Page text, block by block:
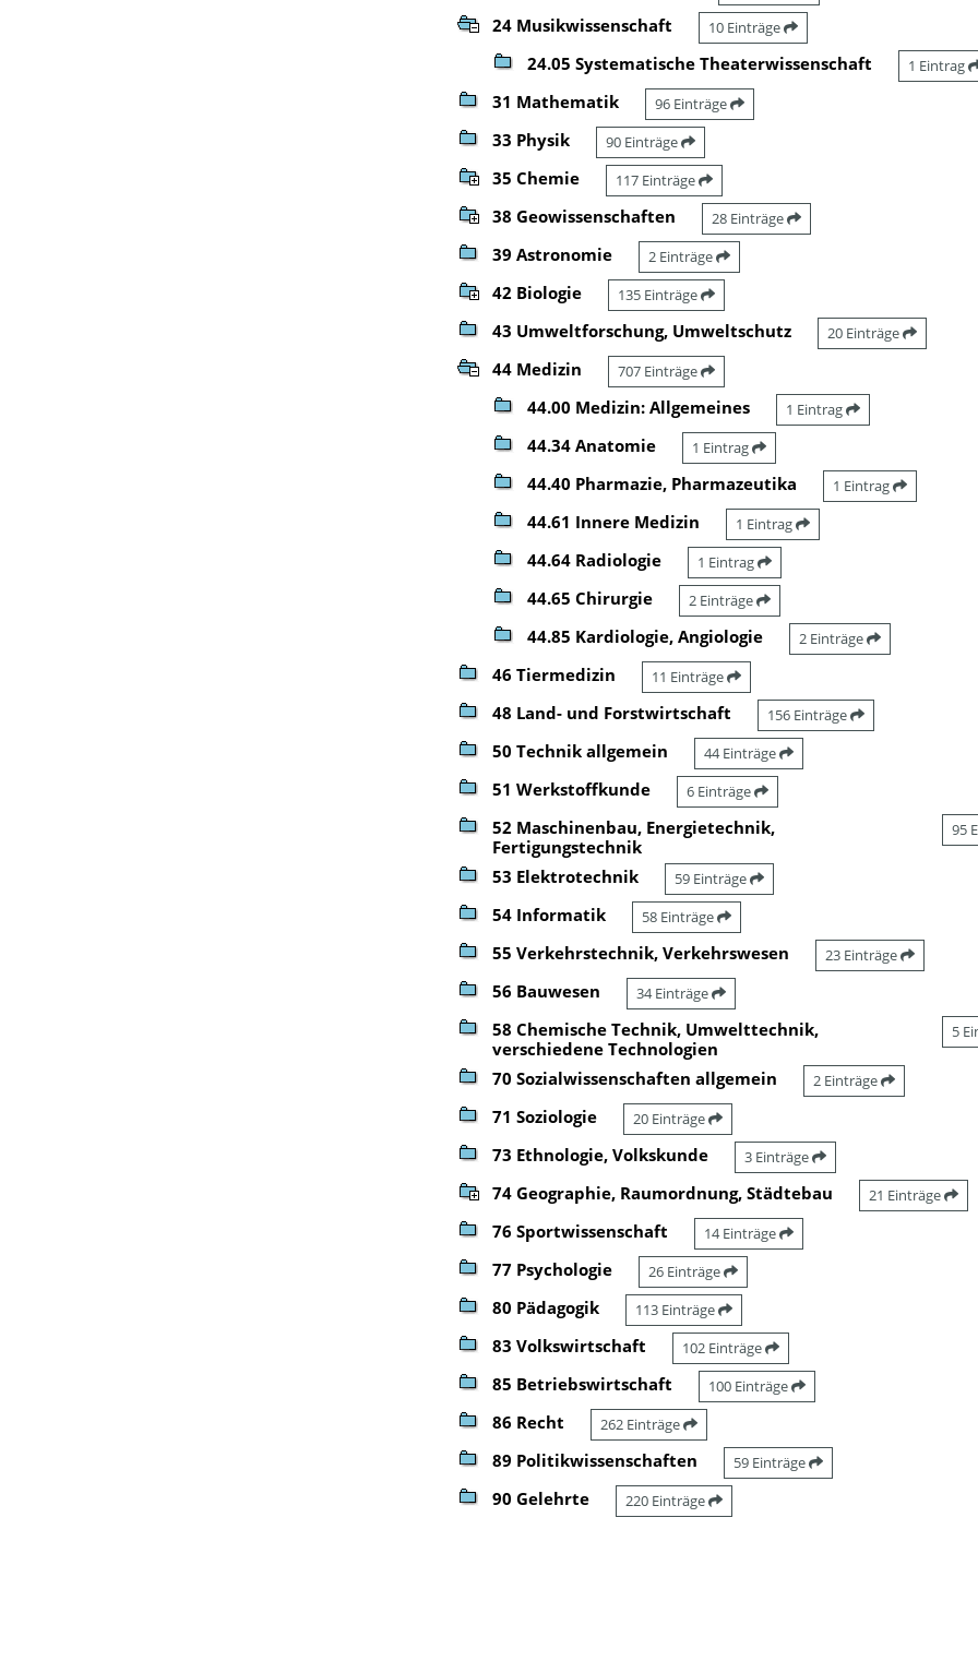
24 Musikwissenschaft 10 Einträge
24.05 Systematische Theaterwissenschaft 1 Eintrag
31 Mathematik 96 Einträge
33 Physik 90 Einträge
35 Chemie 117 Einträge
38 Geowissenschaften 28 Einträge
39 Astronomie 2 Einträge
42 Biologie 135 Einträge
43 Umweltforschung, Umweltschutz 20 Einträge
44 Medizin 707 Einträge
44.00 Medizin: Allgemeines 1 Eintrag
44.34 Anatomie 1 Eintrag
44.40 Pharmazie, Pharmazeutika 1 Eintrag
44.61 Innere Medizin 1 Eintrag
44.64 Radiologie 1 Eintrag
44.65 Chirurgie 2 Einträge
44.85 Kardiologie, Angiologie 2 Einträge
46 Tiermedizin 11 Einträge
48 Land- und Forstwirtschaft 156 Einträge
50 Technik allgemein 44 Einträge
51 Werkstoffkunde 6 Einträge
52 Maschinenbau, Energietechnik,
Fertigungstechnik
95
53 Elektrotechnik 59 Einträge
54 Informatik 58 Einträge
55 Verkehrstechnik, Verkehrswesen 23 Einträge
56 Bauwesen 34 Einträge
58 Chemische Technik, Umwelttechnik,
verschiedene Technologien
5
70 Sozialwissenschaften allgemein 2 Einträge
71 Soziologie 20 Einträge
73 Ethnologie, Volkskunde 3 Einträge
74 Geographie, Raumordnung, Städtebau 21 Einträge
76 Sportwissenschaft 14 Einträge
77 Psychologie 26 Einträge
80 Pädagogik 113 Einträge
83 Volkswirtschaft 102 Einträge
85 Betriebswirtschaft 100 Einträge
86 Recht 262 Einträge
89 Politikwissenschaften 59 Einträge
90 Gelehrte 220 Einträge